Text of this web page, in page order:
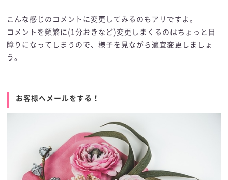
こんな感じのコメントに変更してみるのもアリですよ。
コメントを頻繁に(1分おきなど)変更しまくるのはちょっと目
障りになってしまうので、様子を見ながら適宜変更しましょ
う。
お客様へメールをする！